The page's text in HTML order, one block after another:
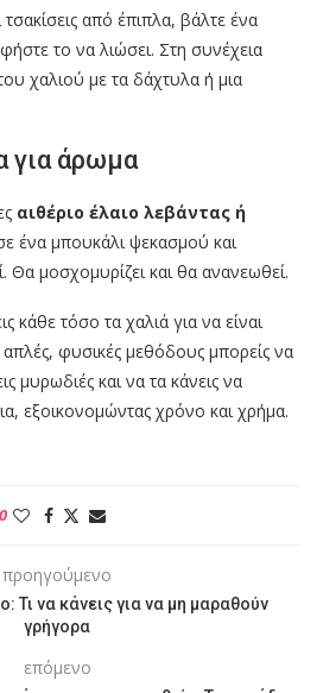
από έπιπλα, βάλτε ένα
το να λιώσει. Στη συνέχεια
χαλιού με τα δάχτυλα ή μια
για άρωμα
αιθέριο έλαιο λεβάντας ή
ένα μπουκάλι ψεκασμού και
Θα μοσχομυρίζει και θα ανανεωθεί.
κάθε τόσο τα χαλιά για να είναι
φυσικές μεθόδους μπορείς να
μυρωδιές και να τα κάνεις να
εξοικονομώντας χρόνο και χρήμα.
0
προηγούμενο
Τι να κάνεις για να μη μαραθούν
γρήγορα
επόμενο